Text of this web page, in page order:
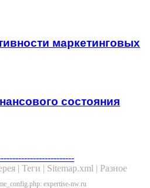
маркетинговых
состояния
| Теги | Sitemap.xml | Разное
expertise-nw.ru